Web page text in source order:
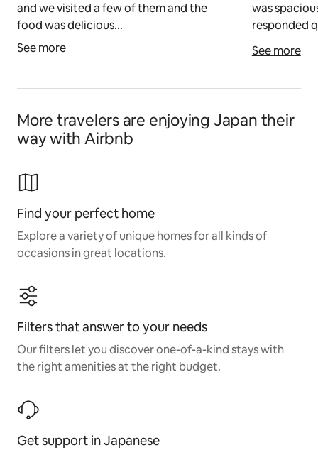
and we visited a few of them and the
food was delicious...
See more
was
responded
See more
More travelers are enjoying Japan their
way with Airbnb
Find your perfect home
Explore a variety of unique homes for all kinds of
occasions in great locations.
Filters that answer to your needs
Our filters let you discover one-of-a-kind stays with
the right amenities at the right budget.
Get support in Japanese